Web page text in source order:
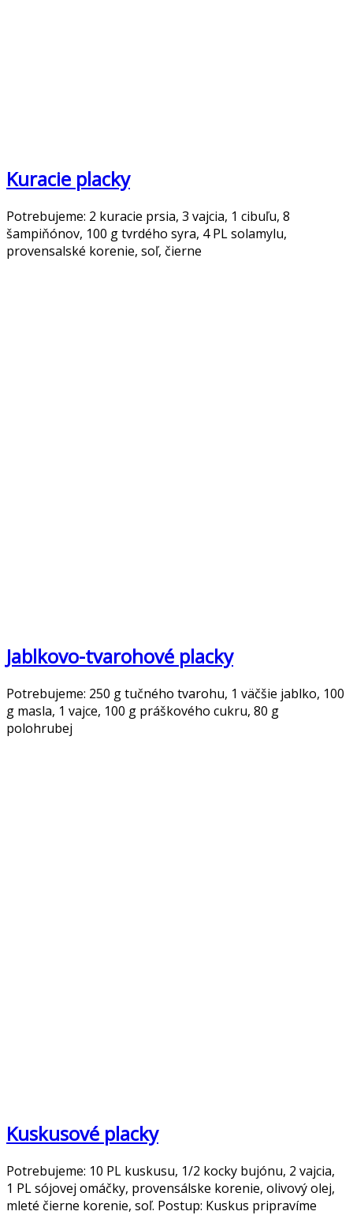
Kuracie placky
Potrebujeme: 2 kuracie prsia, 3 vajcia, 1 cibuľu, 8
šampiňónov, 100 g tvrdého syra, 4 PL solamylu,
provensalské korenie, soľ, čierne
Jablkovo-tvarohové placky
Potrebujeme: 250 g tučného tvarohu, 1 väčšie jablko, 100
g masla, 1 vajce, 100 g práškového cukru, 80 g
polohrubej
Kuskusové placky
Potrebujeme: 10 PL kuskusu, 1/2 kocky bujónu, 2 vajcia,
1 PL sójovej omáčky, provensálske korenie, olivový olej,
mleté čierne korenie, soľ. Postup: Kuskus pripravíme